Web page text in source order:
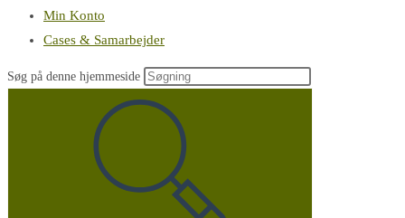
Min Konto
Cases & Samarbejder
Søg på denne hjemmeside